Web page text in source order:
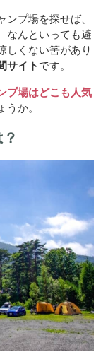
プ場を探せば、
なんといっても避
しくない筈があり
サイト です。
プ場はどこも人気
か。